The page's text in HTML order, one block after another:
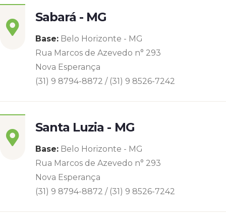
Sabará - MG
Base: Belo Horizonte - MG
Rua Marcos de Azevedo n° 293
Nova Esperança
(31) 9 8794-8872 / (31) 9 8526-7242
Santa Luzia - MG
Base: Belo Horizonte - MG
Rua Marcos de Azevedo n° 293
Nova Esperança
(31) 9 8794-8872 / (31) 9 8526-7242